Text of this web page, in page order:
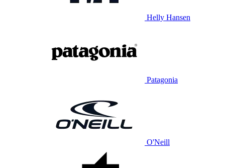
Helly Hansen
Patagonia
O'Neill